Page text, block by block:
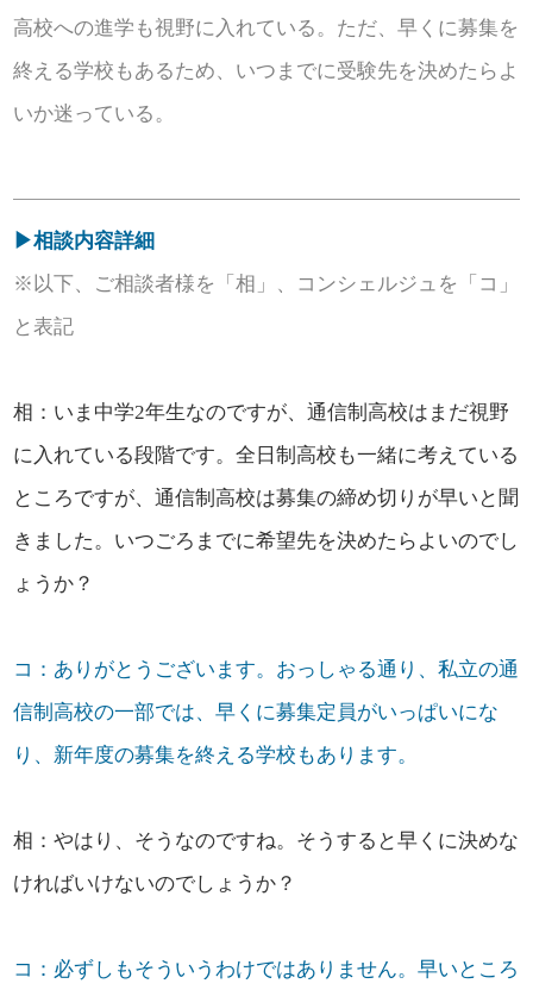
高校への進学も視野に入れている。ただ、早くに募集を
終える学校もあるため、いつまでに受験先を決めたらよ
いか迷っている。
▶相談内容詳細
※以下、ご相談者様を「相」、コンシェルジュを「コ」
と表記
相：いま中学2年生なのですが、通信制高校はまだ視野
に入れている段階です。全日制高校も一緒に考えている
ところですが、通信制高校は募集の締め切りが早いと聞
きました。いつごろまでに希望先を決めたらよいのでし
ょうか？
コ：ありがとうございます。おっしゃる通り、私立の通
信制高校の一部では、早くに募集定員がいっぱいにな
り、新年度の募集を終える学校もあります。
相：やはり、そうなのですね。そうすると早くに決めな
ければいけないのでしょうか？
コ：必ずしもそういうわけではありません。早いところ